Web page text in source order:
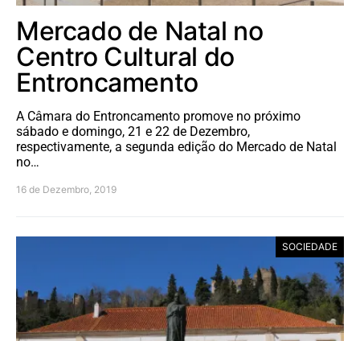
Mercado de Natal no
Centro Cultural do
Entroncamento
A Câmara do Entroncamento promove no próximo
sábado e domingo, 21 e 22 de Dezembro,
respectivamente, a segunda edição do Mercado de Natal
no…
16 de Dezembro, 2019
SOCIEDADE